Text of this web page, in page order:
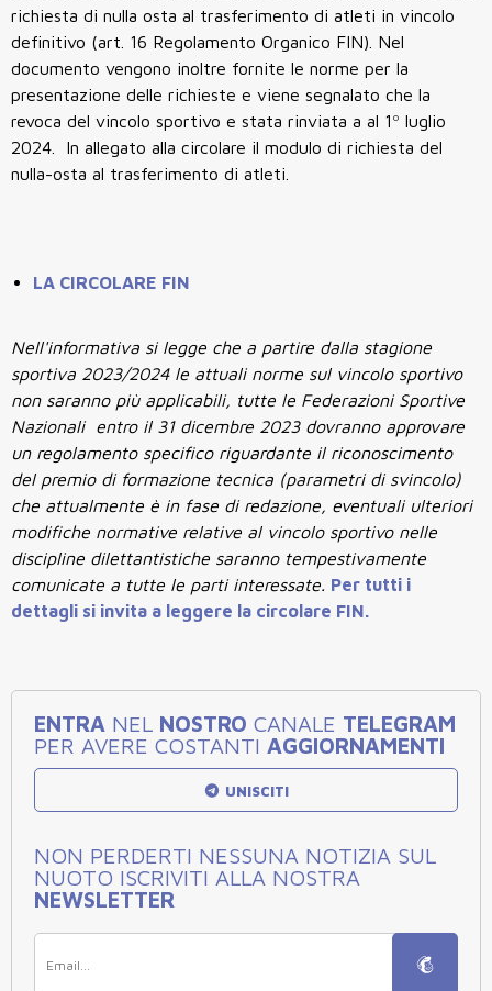
richiesta di nulla osta al trasferimento di atleti in vincolo
definitivo (art. 16 Regolamento Organico FIN). Nel
documento vengono inoltre fornite le norme per la
presentazione delle richieste e viene segnalato che la
revoca del vincolo sportivo e stata rinviata a al 1º luglio
2024. In allegato alla circolare il modulo di richiesta del
nulla-osta al trasferimento di atleti.
LA CIRCOLARE FIN
Nell'informativa si legge che a partire dalla stagione
sportiva 2023/2024 le attuali norme sul vincolo sportivo
non saranno più applicabili, tutte le Federazioni Sportive
Nazionali entro il 31 dicembre 2023 dovranno approvare
un regolamento specifico riguardante il riconoscimento
del premio di formazione tecnica (parametri di svincolo)
che attualmente è in fase di redazione, eventuali ulteriori
modifiche normative relative al vincolo sportivo nelle
discipline dilettantistiche saranno tempestivamente
comunicate a tutte le parti interessate. Per tutti i
dettagli si invita a leggere la circolare FIN.
ENTRA NEL NOSTRO CANALE TELEGRAM
PER AVERE COSTANTI AGGIORNAMENTI
UNISCITI
NON PERDERTI NESSUNA NOTIZIA SUL
NUOTO ISCRIVITI ALLA NOSTRA
NEWSLETTER